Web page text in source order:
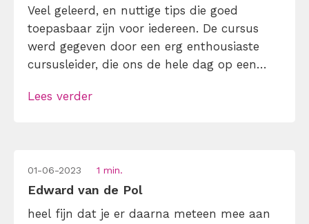
Veel geleerd, en nuttige tips die goed
toepasbaar zijn voor iedereen. De cursus
werd gegeven door een erg enthousiaste
cursusleider, die ons de hele dag op een
Lees verder
01-06-2023 1 min.
Edward van de Pol
heel fijn dat je er daarna meteen mee aan